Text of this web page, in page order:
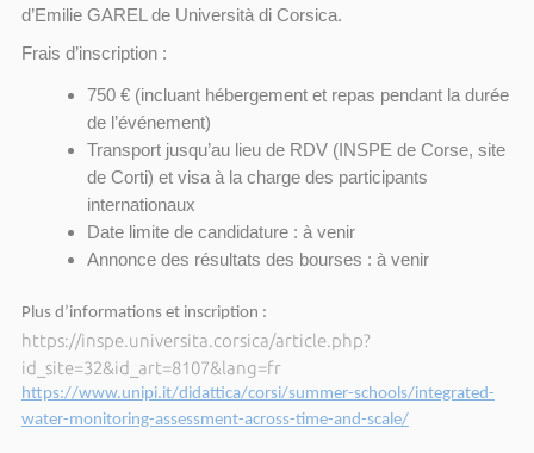
d’Emilie GAREL de Università di Corsica.
Frais d’inscription :
750 € (incluant hébergement et repas pendant la durée
de l’événement)
Transport jusqu’au lieu de RDV (INSPE de Corse, site
de Corti) et visa à la charge des participants
internationaux
Date limite de candidature : à venir
Annonce des résultats des bourses : à venir
Plus d’informations et inscription :
https://inspe.universita.corsica/article.php?
id_site=32&id_art=8107&lang=fr
https://www.unipi.it/didattica/corsi/summer-schools/integrated-
water-monitoring-assessment-across-time-and-scale/